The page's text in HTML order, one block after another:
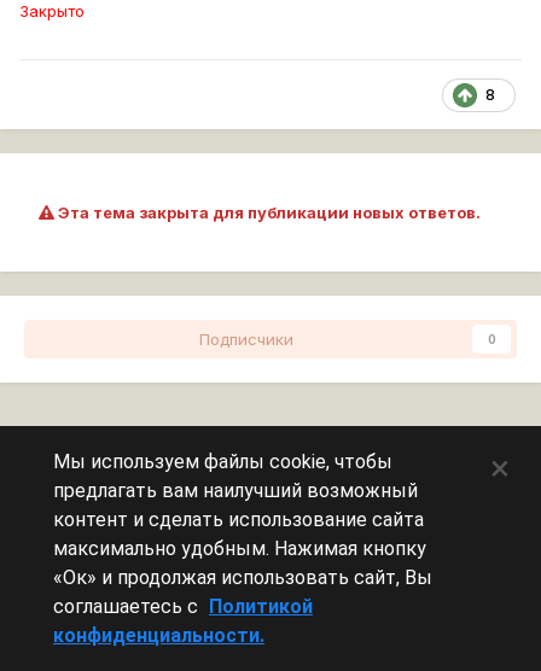
Закрыто
8
Эта тема закрыта для публикации новых ответов.
Подписчики 0
Сейчас на странице
Эту страницу никто не просматривает.
Мы используем файлы cookie, чтобы
предлагать вам наилучший возможный
контент и сделать использование сайта
максимально удобным. Нажимая кнопку
«Ок» и продолжая использовать сайт, Вы
соглашаетесь с Политикой
конфиденциальности.
×